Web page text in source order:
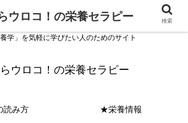
養学」を気軽に学びたい人のためのサイト
ウロコ！の栄養セラピー
読み方 ★栄養情報
ウロコ！の栄養セラピー 検索